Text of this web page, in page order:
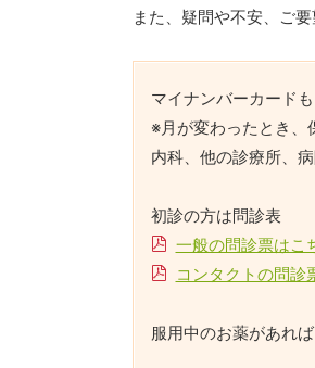
また、疑問や不安、ご
マイナンバーカード
※月が変わったとき、
内科、他の診療所、
初診の方は問診表
一般の問診票はこ
コンタクトの問診
服用中のお薬があれ